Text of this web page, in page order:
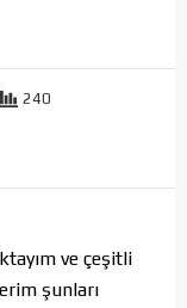
240
ve çeşitli
şunları